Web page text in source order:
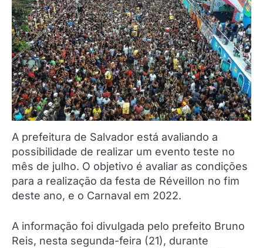
A prefeitura de Salvador está avaliando a
possibilidade de realizar um evento teste no
mês de julho. O objetivo é avaliar as condições
para a realização da festa de Réveillon no fim
deste ano, e o Carnaval em 2022.
A informação foi divulgada pelo prefeito Bruno
Reis, nesta segunda-feira (21), durante